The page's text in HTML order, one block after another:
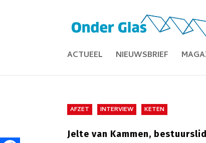
ACTUEEL NIEUWSBRIEF
AFZET INTERVIEW KETEN
Jelte van Kammen,